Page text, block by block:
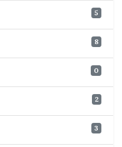
5
8
0
2
3